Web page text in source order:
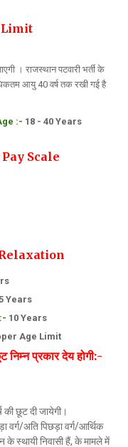
Limit
। राजस्थान पटवारी भर्ती के
आयु 40 वर्ष तक रखी गई है
:- 18 - 40 Years
Pay Scale
Years
10 Years
Age Limit
प्रकार देय होगी:-
की छूट दी जायेगी।
अति पिछड़ा वर्ग/आर्थिक
के स्थायी निवासी हैं, के मामले में